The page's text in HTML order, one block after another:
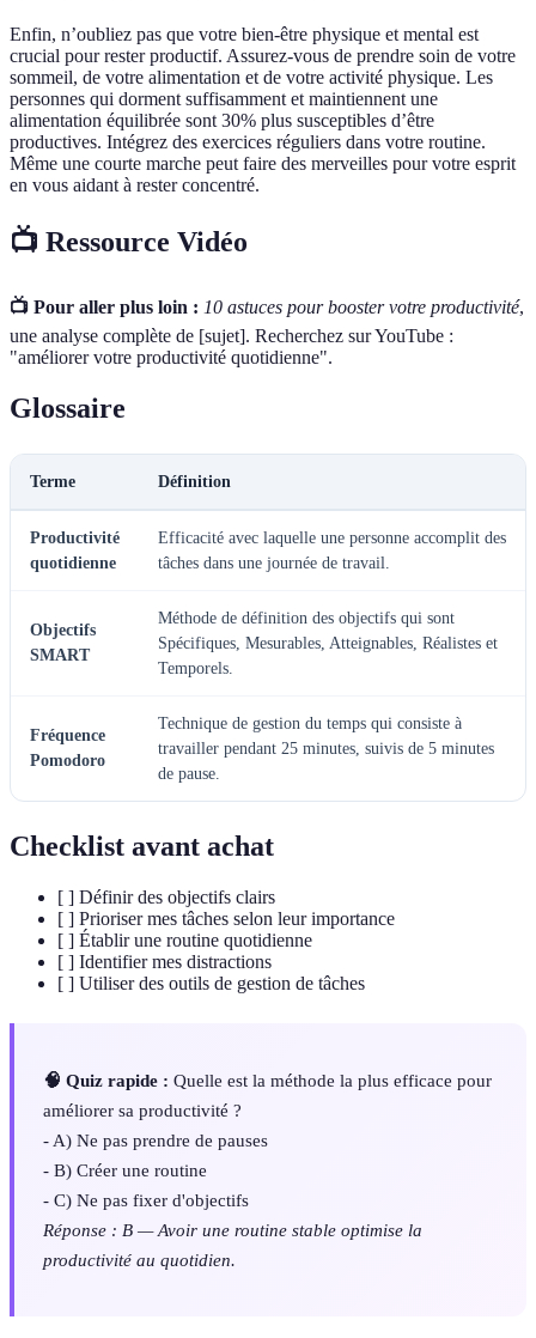
Enfin, n’oubliez pas que votre bien-être physique et mental est
crucial pour rester productif. Assurez-vous de prendre soin de votre
sommeil, de votre alimentation et de votre activité physique. Les
personnes qui dorment suffisamment et maintiennent une
alimentation équilibrée sont 30% plus susceptibles d’être
productives. Intégrez des exercices réguliers dans votre routine.
Même une courte marche peut faire des merveilles pour votre esprit
en vous aidant à rester concentré.
📺 Ressource Vidéo
📺 Pour aller plus loin : 10 astuces pour booster votre productivité,
une analyse complète de [sujet]. Recherchez sur YouTube :
"améliorer votre productivité quotidienne".
Glossaire
Terme Définition
Productivité
quotidienne
Efficacité avec laquelle une personne accomplit des
tâches dans une journée de travail.
Objectifs
SMART
Méthode de définition des objectifs qui sont
Spécifiques, Mesurables, Atteignables, Réalistes et
Temporels.
Fréquence
Pomodoro
Technique de gestion du temps qui consiste à
travailler pendant 25 minutes, suivis de 5 minutes
de pause.
Checklist avant achat
[ ] Définir des objectifs clairs
[ ] Prioriser mes tâches selon leur importance
[ ] Établir une routine quotidienne
[ ] Identifier mes distractions
[ ] Utiliser des outils de gestion de tâches
🧠 Quiz rapide : Quelle est la méthode la plus efficace pour
améliorer sa productivité ?
- A) Ne pas prendre de pauses
- B) Créer une routine
- C) Ne pas fixer d'objectifs
Réponse : B — Avoir une routine stable optimise la
productivité au quotidien.